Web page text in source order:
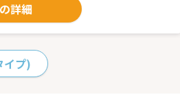
詳細
イプ)